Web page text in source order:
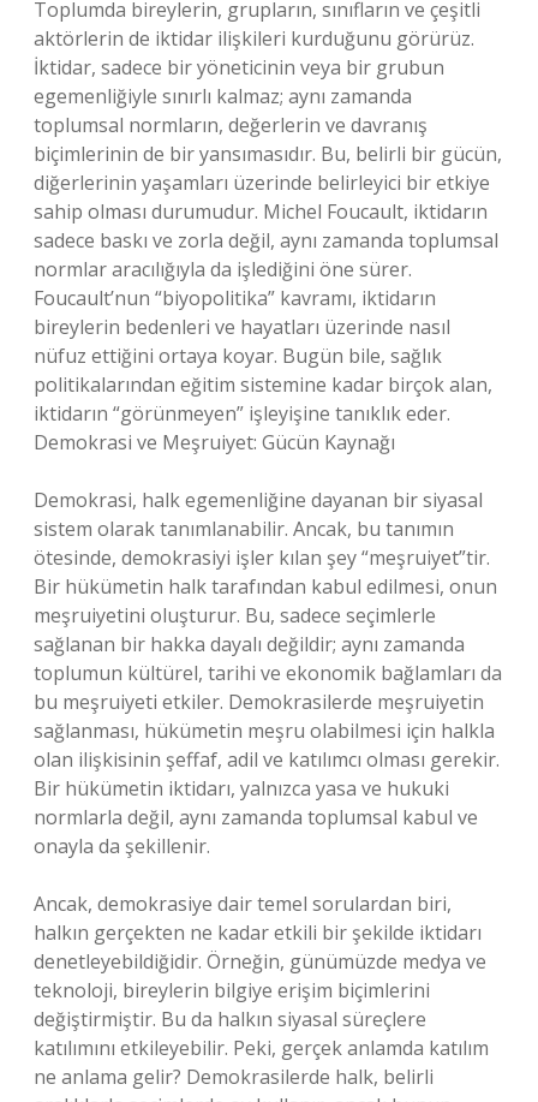
Toplumda bireylerin, grupların, sınıfların ve çeşitli
aktörlerin de iktidar ilişkileri kurduğunu görürüz.
İktidar, sadece bir yöneticinin veya bir grubun
egemenliğiyle sınırlı kalmaz; aynı zamanda
toplumsal normların, değerlerin ve davranış
biçimlerinin de bir yansımasıdır. Bu, belirli bir gücün,
diğerlerinin yaşamları üzerinde belirleyici bir etkiye
sahip olması durumudur. Michel Foucault, iktidarın
sadece baskı ve zorla değil, aynı zamanda toplumsal
normlar aracılığıyla da işlediğini öne sürer.
Foucault’nun “biyopolitika” kavramı, iktidarın
bireylerin bedenleri ve hayatları üzerinde nasıl
nüfuz ettiğini ortaya koyar. Bugün bile, sağlık
politikalarından eğitim sistemine kadar birçok alan,
iktidarın “görünmeyen” işleyişine tanıklık eder.
Demokrasi ve Meşruiyet: Gücün Kaynağı
Demokrasi, halk egemenliğine dayanan bir siyasal
sistem olarak tanımlanabilir. Ancak, bu tanımın
ötesinde, demokrasiyi işler kılan şey “meşruiyet”tir.
Bir hükümetin halk tarafından kabul edilmesi, onun
meşruiyetini oluşturur. Bu, sadece seçimlerle
sağlanan bir hakka dayalı değildir; aynı zamanda
toplumun kültürel, tarihi ve ekonomik bağlamları da
bu meşruiyeti etkiler. Demokrasilerde meşruiyetin
sağlanması, hükümetin meşru olabilmesi için halkla
olan ilişkisinin şeffaf, adil ve katılımcı olması gerekir.
Bir hükümetin iktidarı, yalnızca yasa ve hukuki
normlarla değil, aynı zamanda toplumsal kabul ve
onayla da şekillenir.
Ancak, demokrasiye dair temel sorulardan biri,
halkın gerçekten ne kadar etkili bir şekilde iktidarı
denetleyebildiğidir. Örneğin, günümüzde medya ve
teknoloji, bireylerin bilgiye erişim biçimlerini
değiştirmiştir. Bu da halkın siyasal süreçlere
katılımını etkileyebilir. Peki, gerçek anlamda katılım
ne anlama gelir? Demokrasilerde halk, belirli